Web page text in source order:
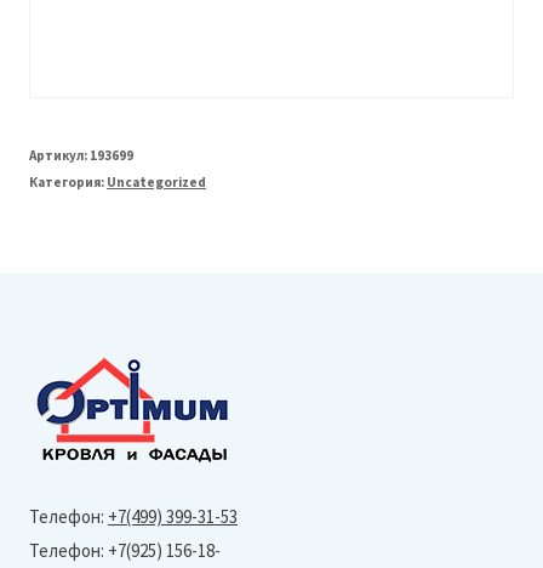
Артикул: 193699
Категория: Uncategorized
Телефон: +7(499) 399-31-53
Телефон: +7(925) 156-18-